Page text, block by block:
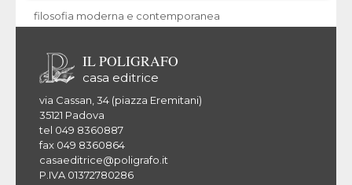
filosofia moderna e contemporanea
IL POLIGRAFO
casa editrice
via Cassan, 34 (piazza Eremitani)
35121 Padova
tel 049 8360887
fax 049 8360864
casaeditrice@poligrafo.it
P.IVA 01372780286